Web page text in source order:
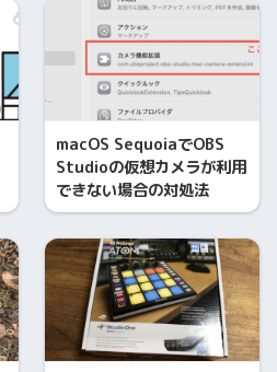
macOS SequoiaでOBS
Studioの仮想カメラが利用
できない場合の対処法